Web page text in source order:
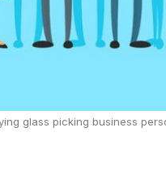
glass picking business